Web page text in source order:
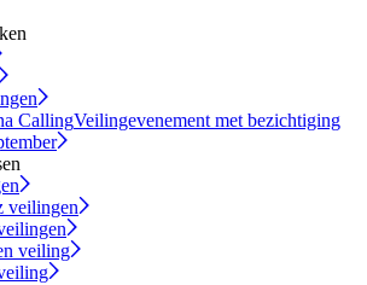
CallingVeilingevenement met bezichtiging
veilingen
veiling